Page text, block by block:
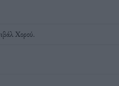
Χορού.